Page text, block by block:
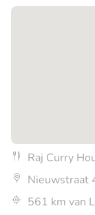
Raj Curry
Nieuwstraat
561 km van